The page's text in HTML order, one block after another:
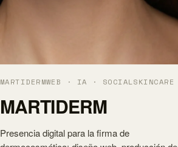
MARTIDERMWEB · IA · SOCIALSKINCARE
MARTIDERM
Presencia digital para la firma de